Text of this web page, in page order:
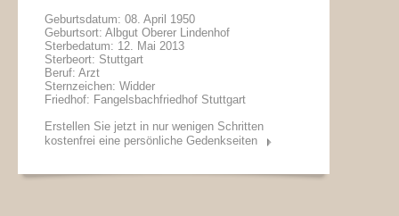
Geburtsdatum: 08. April 1950
Geburtsort: Albgut Oberer Lindenhof
Sterbedatum: 12. Mai 2013
Sterbeort: Stuttgart
Beruf: Arzt
Sternzeichen: Widder
Friedhof: Fangelsbachfriedhof Stuttgart
Erstellen Sie jetzt in nur wenigen Schritten
kostenfrei eine persönliche Gedenkseiten